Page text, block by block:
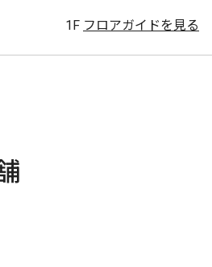
1F フロアガイドを見る